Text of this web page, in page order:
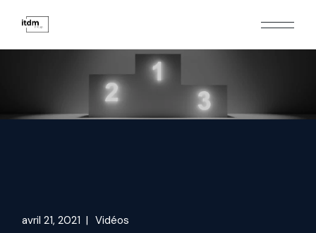
content
avril 21, 2021 Vidéos